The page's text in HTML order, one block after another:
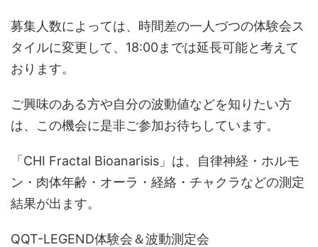
募集人数によっては、時間差の一人づつの体験会ス
タイルに変更して、18:00までは延長可能と考えて
おります。
ご興味のある方や自分の波動値などを知りたい方
は、この機会に是非ご参加お待ちしています。
「CHI Fractal Bioanarisis」は、自律神経・ホルモ
ン・肉体年齢・オーラ・経絡・チャクラなどの測定
結果が出ます。
QQT-LEGEND体験会＆波動測定会